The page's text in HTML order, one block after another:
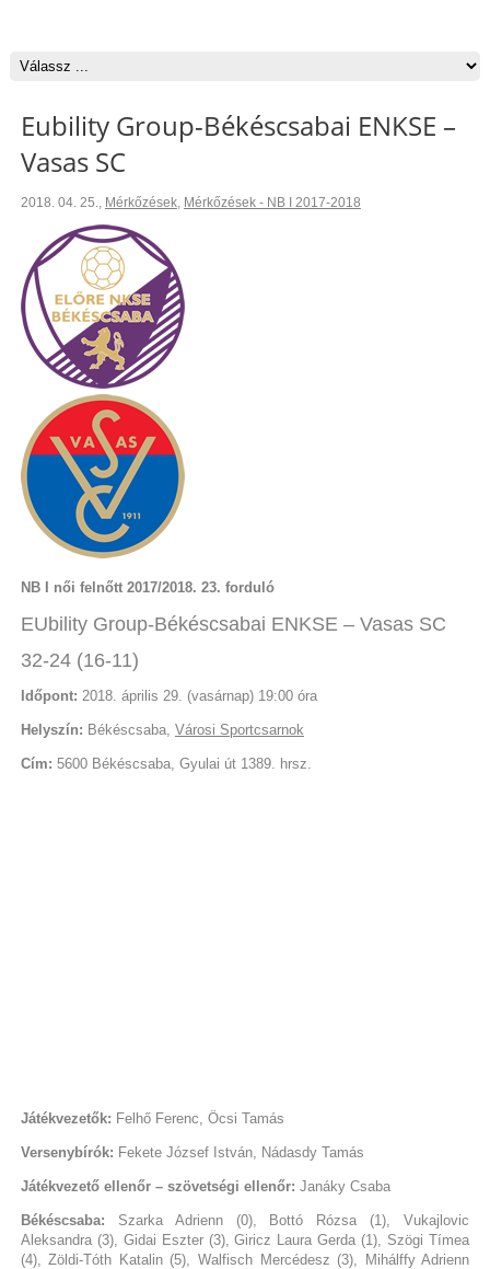
Eubility Group-Békéscsabai ENKSE –
Vasas SC
2018. 04. 25., Mérkőzések, Mérkőzések - NB I 2017-2018
NB I női felnőtt 2017/2018. 23. forduló
EUbility Group-Békéscsabai ENKSE – Vasas SC
32-24 (16-11)
Időpont: 2018. április 29. (vasárnap) 19:00 óra
Helyszín: Békéscsaba, Városi Sportcsarnok
Cím: 5600 Békéscsaba, Gyulai út 1389. hrsz.
Játékvezetők: Felhő Ferenc, Öcsi Tamás
Versenybírók: Fekete József István, Nádasdy Tamás
Játékvezető ellenőr – szövetségi ellenőr: Janáky Csaba
Békéscsaba: Szarka Adrienn (0), Bottó Rózsa (1), Vukajlovic
Aleksandra (3), Gidai Eszter (3), Giricz Laura Gerda (1), Szögi Tímea
(4), Zöldi-Tóth Katalin (5), Walfisch Mercédesz (3), Mihálffy Adrienn